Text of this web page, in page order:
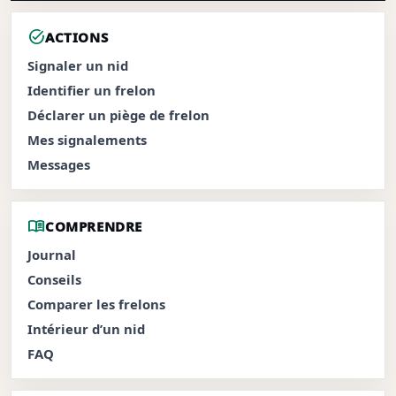
task_altACTIONS
Signaler un nid
Identifier un frelon
Déclarer un piège de frelon
Mes signalements
Messages
menu_bookCOMPRENDRE
Journal
Conseils
Comparer les frelons
Intérieur d’un nid
FAQ